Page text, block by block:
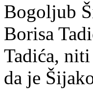
Bogoljub
Borisa
Tadića,
da je